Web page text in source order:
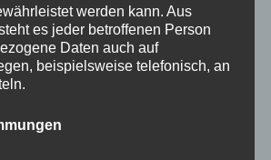
im August 2026 in Oberstdorf
WM 2026 in Oberstdorf
– perfekter Frühlingsurlaub
werden kann. Aus
es jeder betroffenen Person
Daten auch auf
beispielsweise telefonisch, an